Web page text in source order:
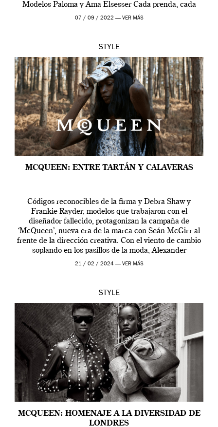
Modelos Paloma y Ama Elsesser Cada prenda, cada
outfit, cada momento, caracteriza […]
07 / 09 / 2022 — VER MÁS
STYLE
MCQUEEN: ENTRE TARTÁN Y CALAVERAS
Códigos reconocibles de la firma y Debra Shaw y
Frankie Rayder, modelos que trabajaron con el
diseñador fallecido, protagonizan la campaña de
‘McQueen’, nueva era de la marca con Seán McGirr al
frente de la dirección creativa. Con el viento de cambio
soplando en los pasillos de la moda, Alexander
McQueen se prepara para una […]
21 / 02 / 2024 — VER MÁS
STYLE
MCQUEEN: HOMENAJE A LA DIVERSIDAD DE
LONDRES